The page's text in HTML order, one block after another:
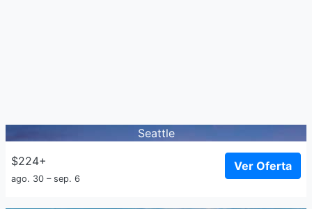
Seattle
$224+
ago. 30 – sep. 6
Ver Oferta